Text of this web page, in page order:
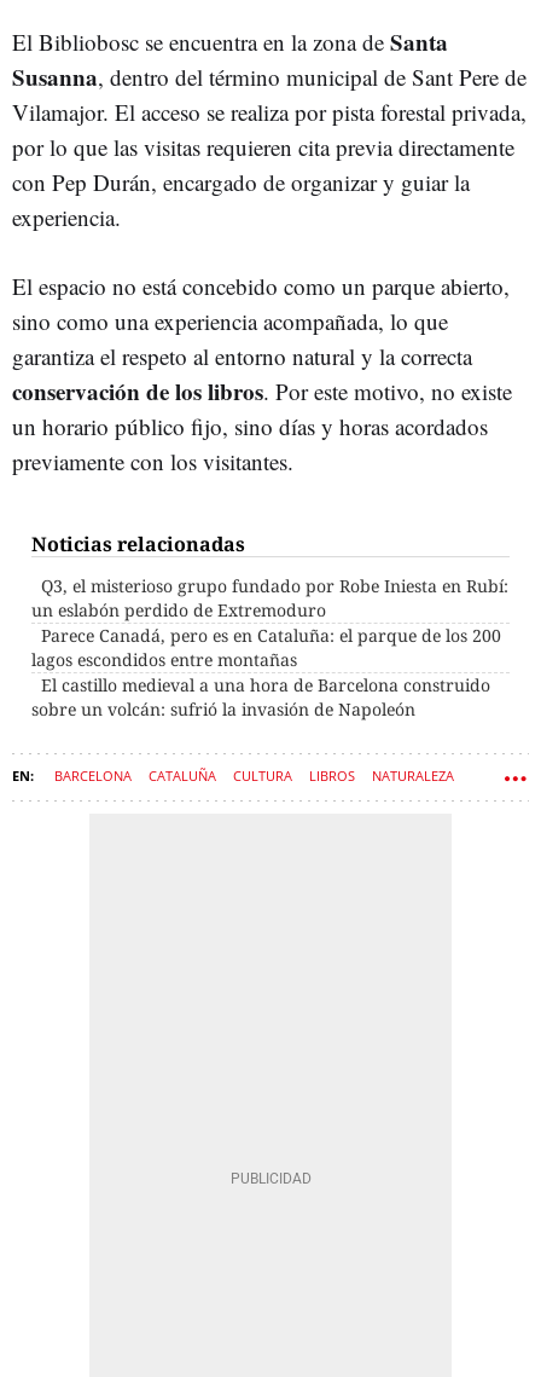
El Bibliobosc se encuentra en la zona de Santa
Susanna, dentro del término municipal de Sant Pere de
Vilamajor. El acceso se realiza por pista forestal privada,
por lo que las visitas requieren cita previa directamente
con Pep Durán, encargado de organizar y guiar la
experiencia.
El espacio no está concebido como un parque abierto,
sino como una experiencia acompañada, lo que
garantiza el respeto al entorno natural y la correcta
conservación de los libros. Por este motivo, no existe
un horario público fijo, sino días y horas acordados
previamente con los visitantes.
Noticias relacionadas
Q3, el misterioso grupo fundado por Robe Iniesta en Rubí:
un eslabón perdido de Extremoduro
Parece Canadá, pero es en Cataluña: el parque de los 200
lagos escondidos entre montañas
El castillo medieval a una hora de Barcelona construido
sobre un volcán: sufrió la invasión de Napoleón
BARCELONA CATALUÑA CULTURA LIBROS NATURALEZA